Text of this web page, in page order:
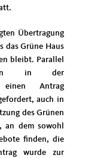
Übertragung
das Grüne Haus
bleibt. Parallel
in der
einen Antrag
auch in
des Grünen
an dem sowohl
finden, die
wurde zur